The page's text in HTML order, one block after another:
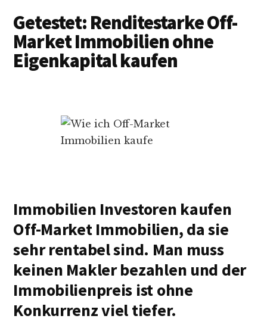
Getestet: Renditestarke Off-
Market Immobilien ohne
Eigenkapital kaufen
Immobilien Investoren kaufen
Off-Market Immobilien, da sie
sehr rentabel sind. Man muss
keinen Makler bezahlen und der
Immobilienpreis ist ohne
Konkurrenz viel tiefer.